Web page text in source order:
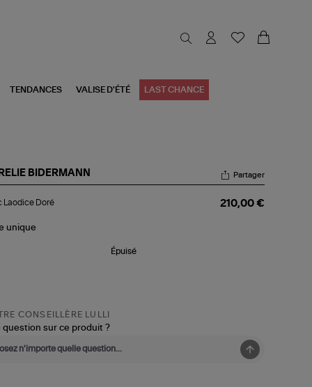
TENDANCES VALISE D'ÉTÉ LAST CHANCE
BIDERMANN Partager
Laodice Doré 210,00 €
unique
Épuisé
CONSEILLÈRE LULLI
question sur ce produit ?